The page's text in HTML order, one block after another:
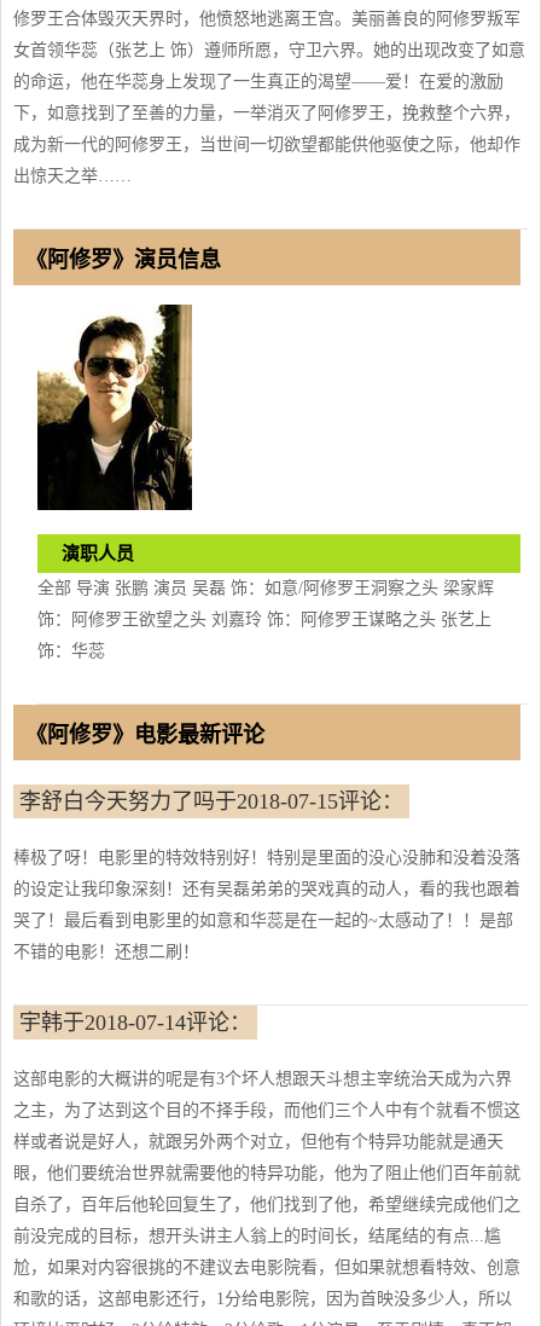
修罗王合体毁灭天界时，他愤怒地逃离王宫。美丽善良的阿修罗叛军
女首领华蕊（张艺上 饰）遵师所愿，守卫六界。她的出现改变了如意
的命运，他在华蕊身上发现了一生真正的渴望——爱！在爱的激励
下，如意找到了至善的力量，一举消灭了阿修罗王，挽救整个六界，
成为新一代的阿修罗王，当世间一切欲望都能供他驱使之际，他却作
出惊天之举……
《阿修罗》演员信息
演职人员
全部 导演 张鹏 演员 吴磊 饰：如意/阿修罗王洞察之头 梁家辉
饰：阿修罗王欲望之头 刘嘉玲 饰：阿修罗王谋略之头 张艺上
饰：华蕊
《阿修罗》电影最新评论
李舒白今天努力了吗于2018-07-15评论：
棒极了呀！电影里的特效特别好！特别是里面的没心没肺和没着没落
的设定让我印象深刻！还有吴磊弟弟的哭戏真的动人，看的我也跟着
哭了！最后看到电影里的如意和华蕊是在一起的~太感动了！！是部
不错的电影！还想二刷！
宇韩于2018-07-14评论：
这部电影的大概讲的呢是有3个坏人想跟天斗想主宰统治天成为六界
之主，为了达到这个目的不择手段，而他们三个人中有个就看不惯这
样或者说是好人，就跟另外两个对立，但他有个特异功能就是通天
眼，他们要统治世界就需要他的特异功能，他为了阻止他们百年前就
自杀了，百年后他轮回复生了，他们找到了他，希望继续完成他们之
前没完成的目标，想开头讲主人翁上的时间长，结尾结的有点...尴
尬，如果对内容很挑的不建议去电影院看，但如果就想看特效、创意
和歌的话，这部电影还行，1分给电影院，因为首映没多少人，所以